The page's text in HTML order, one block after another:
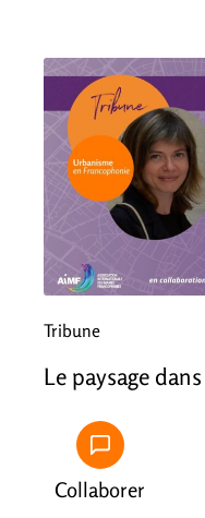
Tribune
Le paysage
Collaborer